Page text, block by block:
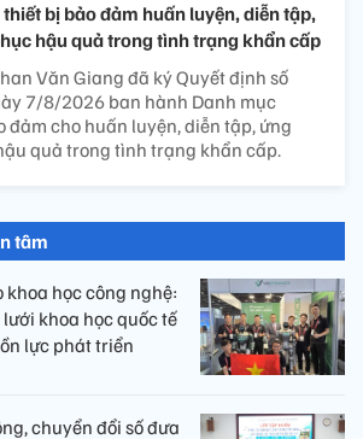
bị bảo đảm huấn luyện, diễn tập,
hậu quả trong tình trạng khẩn cấp
Văn Giang đã ký Quyết định số
7/8/2026 ban hành Danh mục
đảm cho huấn luyện, diễn tập, ứng
quả trong tình trạng khẩn cấp.
tâm
khoa học công nghệ:
khoa học quốc tế
lực phát triển
chuyển đổi số đưa